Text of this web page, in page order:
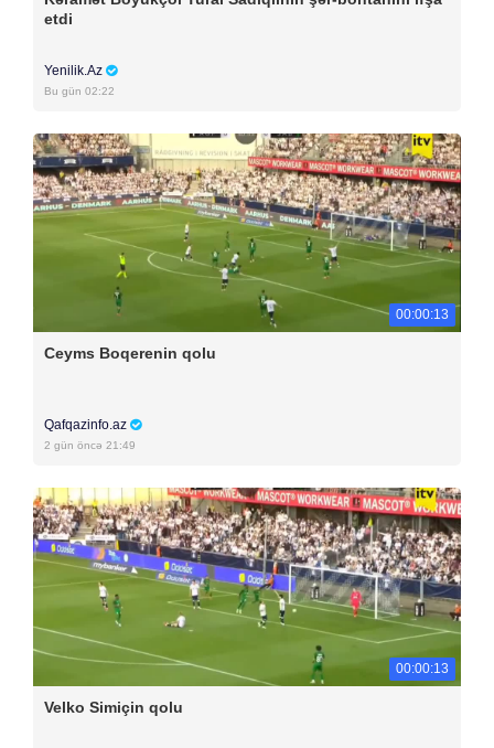
etdi
Yenilik.Az
Bu gün 02:22
00:00:13
Ceyms Boqerenin qolu
Qafqazinfo.az
2 gün öncə 21:49
00:00:13
Velko Simiçin qolu